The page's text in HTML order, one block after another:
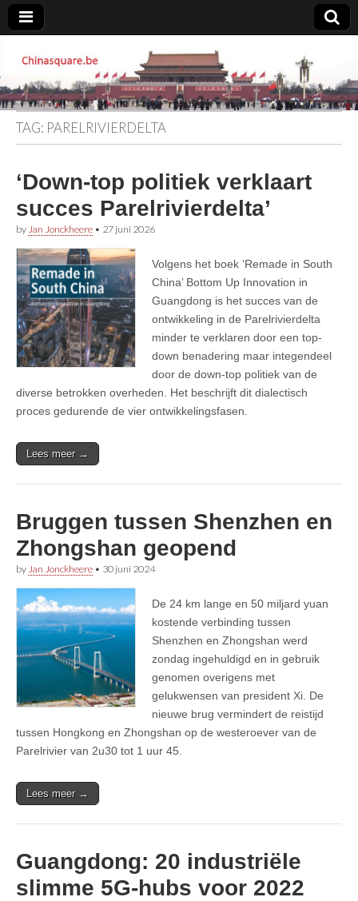
Chinasquare.be
TAG: PARELRIVIERDELTA
‘Down-top politiek verklaart
succes Parelrivierdelta’
by Jan Jonckheere • 27 juni 2026
Volgens het boek ‘Remade in South
China’ Bottom Up Innovation in
Guangdong is het succes van de
ontwikkeling in de Parelrivierdelta
minder te verklaren door een top-
down benadering maar integendeel
door de down-top politiek van de
diverse betrokken overheden. Het beschrijft dit dialectisch
proces gedurende de vier ontwikkelingsfasen.
Lees meer →
Bruggen tussen Shenzhen en
Zhongshan geopend
by Jan Jonckheere • 30 juni 2024
De 24 km lange en 50 miljard yuan
kostende verbinding tussen
Shenzhen en Zhongshan werd
zondag ingehuldigd en in gebruik
genomen overigens met
gelukwensen van president Xi. De
nieuwe brug vermindert de reistijd
tussen Hongkong en Zhongshan op de westeroever van de
Parelrivier van 2u30 tot 1 uur 45.
Lees meer →
Guangdong: 20 industriële
slimme 5G-hubs voor 2022